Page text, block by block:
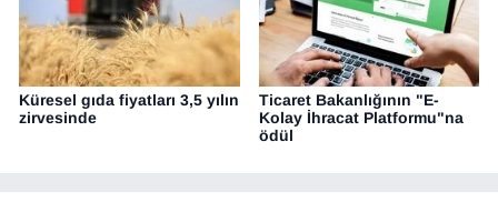
Küresel gıda fiyatları 3,5 yılın
zirvesinde
Ticaret Bakanlığının "E-
Kolay İhracat Platformu"na
ödül